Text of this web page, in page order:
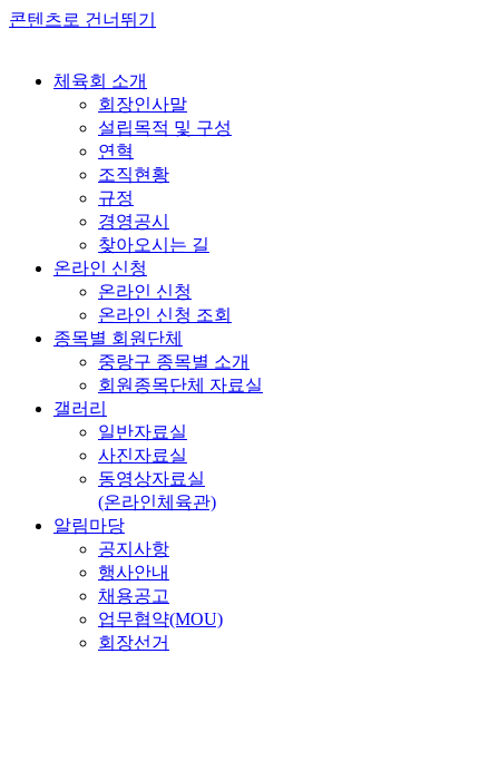
콘텐츠로 건너뛰기
체육회 소개
회장인사말
설립목적 및 구성
연혁
조직현황
규정
경영공시
찾아오시는 길
온라인 신청
온라인 신청
온라인 신청 조회
종목별 회원단체
중랑구 종목별 소개
회원종목단체 자료실
갤러리
일반자료실
사진자료실
동영상자료실
(온라인체육관)
알림마당
공지사항
행사안내
채용공고
업무협약(MOU)
회장선거